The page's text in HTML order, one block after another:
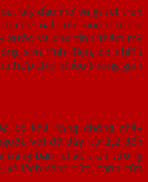
tẩy dầu mỡ và gỉ sét trên
bề mặt cửa luôn ở trong
xước và cho tính thẩm mỹ
sơn tĩnh điện, có nhiều
hợp cho nhiều không gian
có khả năng chống cháy
Với độ dày từ 1,2 đến
năng bám chắc trên tường
xệ lệch cánh cửa, cánh cửa